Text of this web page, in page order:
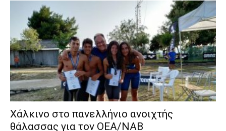
Χάλκινο στο πανελλήνιο ανοιχτής
θάλασσας για τον ΟΕΑ/ΝΑΒ